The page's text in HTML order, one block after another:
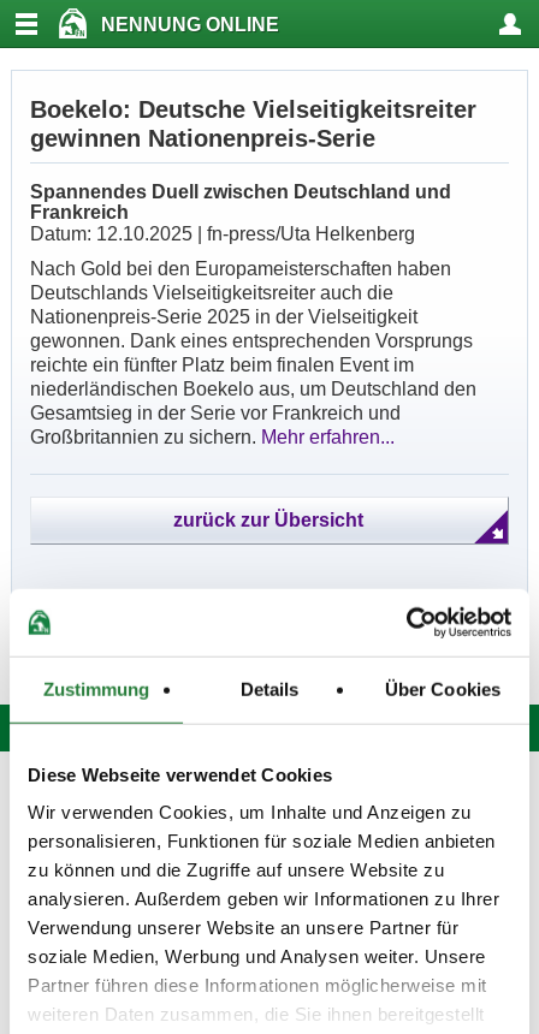
Zustimmung Details Über Cookies
Diese Webseite verwendet Cookies
Wir verwenden Cookies, um Inhalte und Anzeigen zu
personalisieren, Funktionen für soziale Medien anbieten
zu können und die Zugriffe auf unsere Website zu
analysieren. Außerdem geben wir Informationen zu Ihrer
Verwendung unserer Website an unsere Partner für
soziale Medien, Werbung und Analysen weiter. Unsere
Partner führen diese Informationen möglicherweise mit
weiteren Daten zusammen, die Sie ihnen bereitgestellt
NENNUNG ONLINE
Boekelo: Deutsche Vielseitigkeitsreiter
gewinnen Nationenpreis-Serie
Spannendes Duell zwischen Deutschland und
Frankreich
Datum: 12.10.2025 | fn-press/Uta Helkenberg
Nach Gold bei den Europameisterschaften haben
Deutschlands Vielseitigkeitsreiter auch die
Nationenpreis-Serie 2025 in der Vielseitigkeit
gewonnen. Dank eines entsprechenden Vorsprungs
reichte ein fünfter Platz beim finalen Event im
niederländischen Boekelo aus, um Deutschland den
Gesamtsieg in der Serie vor Frankreich und
Großbritannien zu sichern. Mehr erfahren...
Hotline: 0 900 / 18 12 345
(Festnetzpreis: 0,69 Euro / Min.)*
Mo. bis Fr. von 9:00 bis 20:00 Uhr
Sa. von 9:00 bis 15:00 Uhr
oder senden Sie uns eineE-Mail
Fragen und Antworten
Unsere Onlinehilfe bietet IhnenAntworten zu den häufigsten